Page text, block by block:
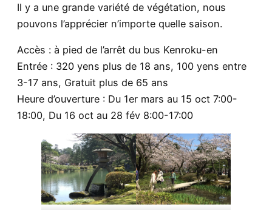
Il y a une grande variété de végétation, nous
pouvons l’apprécier n’importe quelle saison.
Accès : à pied de l’arrêt du bus Kenroku-en
Entrée : 320 yens plus de 18 ans, 100 yens entre
3-17 ans, Gratuit plus de 65 ans
Heure d’ouverture : Du 1er mars au 15 oct 7:00-
18:00, Du 16 oct au 28 fév 8:00-17:00